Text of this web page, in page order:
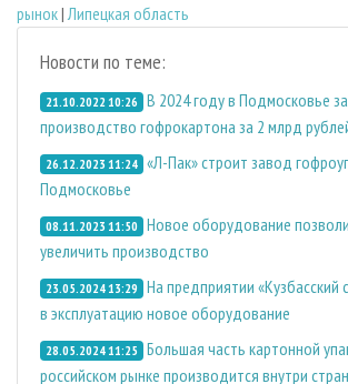
рынок|Липецкая область
Новости по теме:
21.10.2022 10:26 В 2024 году в Подмосковье
производство гофрокартона за 2 млрд
26.12.2023 11:24 «Л-Пак» строит завод
Подмосковье
08.11.2023 11:50 Новое оборудование
увеличить производство
23.05.2024 13:29 На предприятии «Кузбасский
в эксплуатацию новое оборудование
28.05.2024 11:25 Большая часть картонной
российском рынке производится внутри